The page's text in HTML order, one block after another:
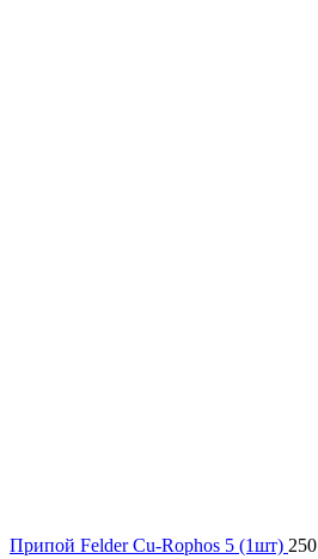
Припой Felder Cu-Rophos 5 (1шт) 250